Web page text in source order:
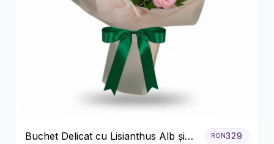
Buchet Delicat cu Lisianthus Alb și RON329